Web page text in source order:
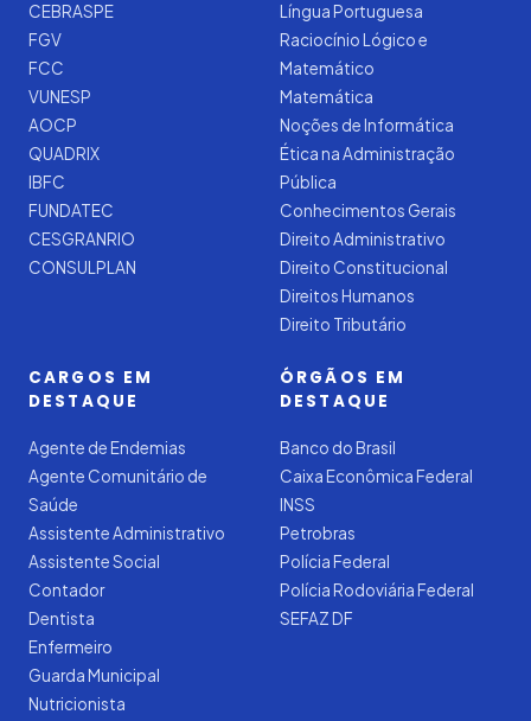
CEBRASPE
FGV
FCC
VUNESP
AOCP
QUADRIX
IBFC
FUNDATEC
CESGRANRIO
CONSULPLAN
Língua Portuguesa
Raciocínio Lógico e
Matemático
Matemática
Noções de Informática
Ética na Administração
Pública
Conhecimentos Gerais
Direito Administrativo
Direito Constitucional
Direitos Humanos
Direito Tributário
CARGOS EM
DESTAQUE
Agente de Endemias
Agente Comunitário de
Saúde
Assistente Administrativo
Assistente Social
Contador
Dentista
Enfermeiro
Guarda Municipal
Nutricionista
ÓRGÃOS EM
DESTAQUE
Banco do Brasil
Caixa Econômica Federal
INSS
Petrobras
Polícia Federal
Polícia Rodoviária Federal
SEFAZ DF